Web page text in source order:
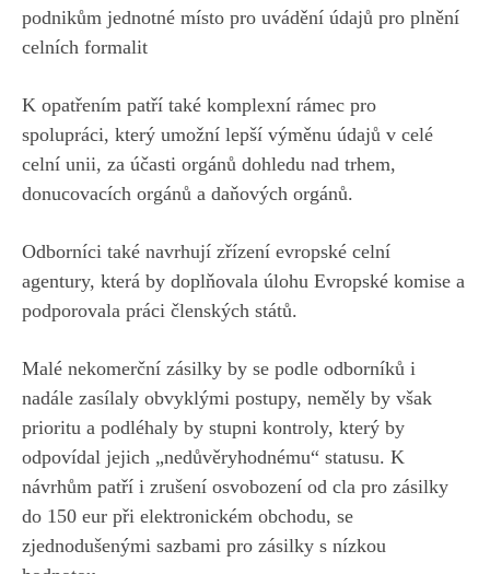
podnikům jednotné místo pro uvádění údajů pro plnění
celních formalit
K opatřením patří také komplexní rámec pro
spolupráci, který umožní lepší výměnu údajů v celé
celní unii, za účasti orgánů dohledu nad trhem,
donucovacích orgánů a daňových orgánů.
Odborníci také navrhují zřízení evropské celní
agentury, která by doplňovala úlohu Evropské komise a
podporovala práci členských států.
Malé nekomerční zásilky by se podle odborníků i
nadále zasílaly obvyklými postupy, neměly by však
prioritu a podléhaly by stupni kontroly, který by
odpovídal jejich „nedůvěryhodnému“ statusu. K
návrhům patří i zrušení osvobození od cla pro zásilky
do 150 eur při elektronickém obchodu, se
zjednodušenými sazbami pro zásilky s nízkou